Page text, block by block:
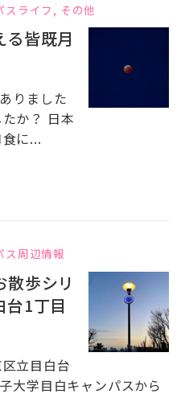
スライフ , その他
る皆既月
りました
か？ 日本
に...
ス周辺情報
散歩シリ
1丁目
立目白台
大学目白キャンパスから